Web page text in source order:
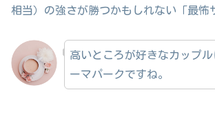
相当）の強さが勝つかもしれない「最怖
高いところが好きなカップ
ーマパークですね。